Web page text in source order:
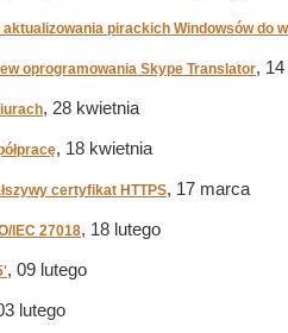
pirackich Windowsów do
oprogramowania Skype Translator,
, 28 kwietnia
, 18 kwietnia
certyfikat HTTPS, 17 marca
IEC 27018, 18 lutego
, 09 lutego
lutego